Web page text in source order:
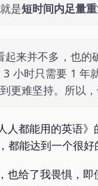
是短时间内足量重
起来并不多，也
3 小时只需要 1 年
更难坚持。所以
人都能用的英语
都能达到一个很好
也给了我畏惧，